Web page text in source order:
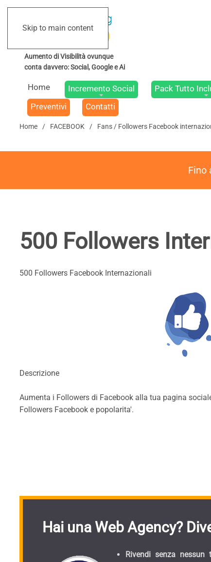
Skip to main content
Home Incremento Social Pack Tutto
Preventivi
Contatti
Home FACEBOOK Fans / Followers Facebook
Fino
500 Followers
500 Followers Facebook Internazionali
Descrizione
Aumenta i Followers di Facebook alla tua pagina
Followers Facebook e popolarita'.
Hai una Web Agency?
Rivendi senza nessun